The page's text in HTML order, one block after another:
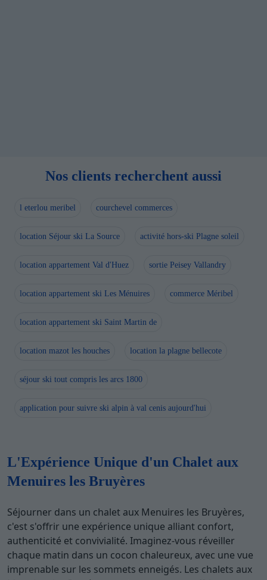
Nos clients recherchent aussi
l eterlou meribel courchevel commerces
location Séjour ski La Source activité hors-ski Plagne soleil
location appartement Val d'Huez sortie Peisey Vallandry
location appartement ski Les Ménuires commerce Méribel
location appartement ski Saint Martin de
location mazot les houches location la plagne bellecote
séjour ski tout compris les arcs 1800
application pour suivre ski alpin à val cenis aujourd'hui
L'Expérience Unique d'un Chalet aux
Menuires les Bruyères
Séjourner dans un chalet aux Menuires les Bruyères,
c'est s'offrir une expérience unique alliant confort,
authenticité et convivialité. Imaginez-vous réveiller
chaque matin dans un cocon chaleureux, avec une vue
imprenable sur les sommets enneigés. Les chalets aux